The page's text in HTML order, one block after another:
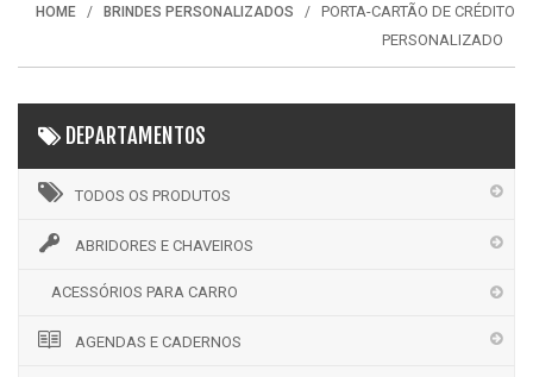
HOME BRINDES PERSONALIZADOS
PORTA-CARTÃO DE CRÉDITO
PERSONALIZADO
DEPARTAMENTOS
TODOS OS PRODUTOS
ABRIDORES E CHAVEIROS
ACESSÓRIOS PARA CARRO
AGENDAS E CADERNOS